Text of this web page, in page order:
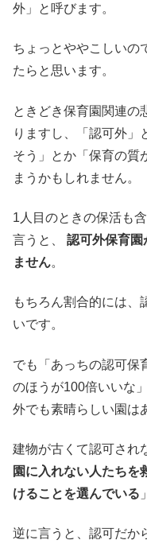
外」と呼びます。
ちょっとややこしいの
たらと思います。
ときどき保育園関連の
りますし、「認可外」
そう」とか「保育の質
まうかもしれません。
1人目のときの保活も
言うと、 認可外保育園
ません。
もちろん割合的には、
いです。
でも「あっちの認可保
のほうが100倍いいな
外でも素晴らしい園は
建物が古くて認可され
園に入れない人たちを
けることを選んでいる
逆に言うと、認可だか